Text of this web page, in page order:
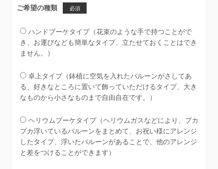
ご希望の種類 必須
ハンドブーケタイプ（花束のような手で持つことがで
き、お運びなども簡単なタイプ、立たせておくことはでき
ません。）
卓上タイプ（鉢植に空気を入れたバルーンがさしてあ
る、好きなところに置いて飾っていただけるタイプ、大き
なものから小さなものまで自由自在です。）
ヘリウムブーケタイプ（ヘリウムガスなどにより、プカ
プカ浮いているバルーンをまとめて、お祝い様にアレンジ
したタイプ、浮いたバルーンがあることで、他のアレンジ
と差をつけることができます）